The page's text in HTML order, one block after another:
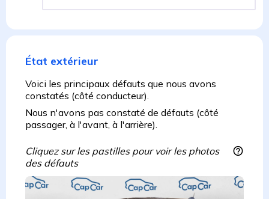
État extérieur
Voici les principaux défauts que nous avons
constatés (côté conducteur).
Nous n'avons pas constaté de défauts (côté
passager, à l'avant, à l'arrière).
Cliquez sur les pastilles pour voir les photos
des défauts